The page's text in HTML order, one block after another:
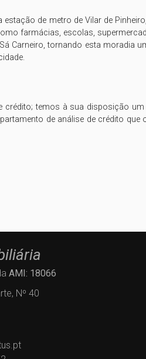
de metro de Vilar de
farmácias, escolas,
Carneiro, tornando esta moradia
temos à sua disposição
de análise de crédito que
AMI: 18066
Nº 40